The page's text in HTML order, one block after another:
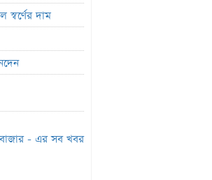
স্বর্ণের দাম
মান প্রকাশ
উৎপাদন বন্ধ:
- এর সব খবর